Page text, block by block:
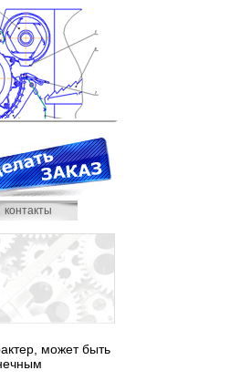
контакты
может быть